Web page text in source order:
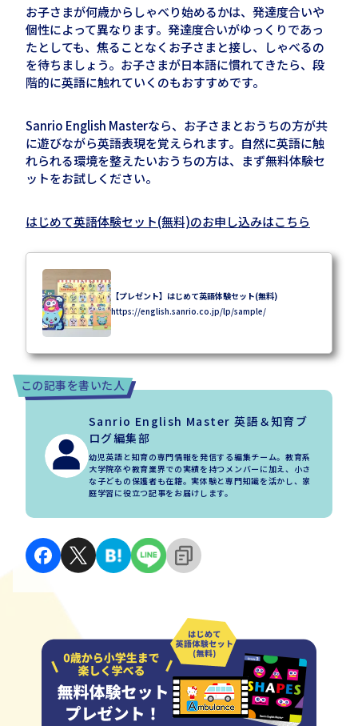
お子さまが何歳からしゃべり始めるかは、発達度合いや
個性によって異なります。発達度合いがゆっくりであっ
たとしても、焦ることなくお子さまと接し、しゃべるの
を待ちましょう。お子さまが日本語に慣れてきたら、段
階的に英語に触れていくのもおすすめです。
Sanrio English Masterなら、お子さまとおうちの方が共
に遊びながら英語表現を覚えられます。自然に英語に触
れられる環境を整えたいおうちの方は、まず無料体験セ
ットをお試しください。
はじめて英語体験セット(無料)のお申し込みはこちら
【プレゼント】はじめて英語体験セット(無料)
https://english.sanrio.co.jp/lp/sample/
この記事を書いた人
Sanrio English Master 英語＆知育ブ
ログ編集部
幼児英語と知育の専門情報を発信する編集チーム。教育系
大学院卒や教育業界での実績を持つメンバーに加え、小さ
な子どもの保護者も在籍。実体験と専門知識を活かし、家
庭学習に役立つ記事をお届けします。